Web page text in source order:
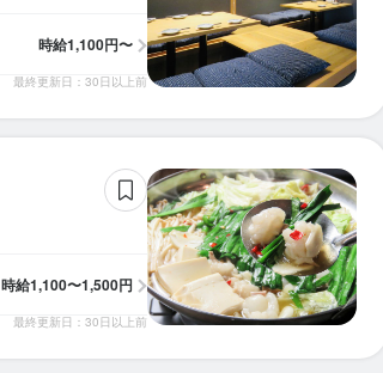
時給1,100円〜
最終更新日：30日以上前
時給1,100〜1,500円
最終更新日：30日以上前
求人を選択する
ホールスタッフ 時給：
求人を選択する
ホールスタッフ 時給：
求人を選択する
ホールスタッフ 時給：
求人を選択する
ホールスタッフ 時給：
求人を選択する
ホールスタッフ
求人を選択する
ホールスタッフ 時給：
求人を選択する
ホールスタッフ
求人を選択する
ホールスタッフ 時給：
求人を選択する
ホールスタッフ